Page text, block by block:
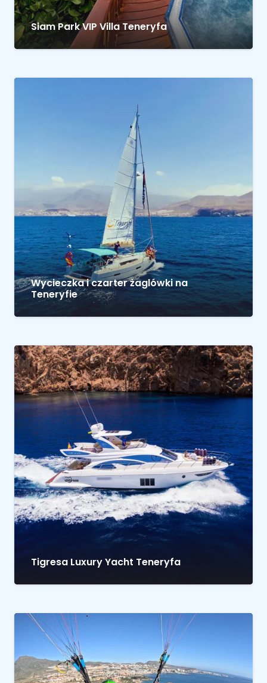
Siam Park VIP Villa Teneryfa
Wycieczka i czarter żaglówki na
Teneryfie
Tigresa Luxury Yacht Teneryfa